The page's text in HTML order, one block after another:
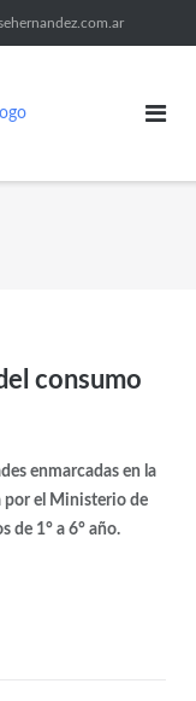
consumo
enmarcadas en la
por el Ministerio de
de 1° a 6° año.